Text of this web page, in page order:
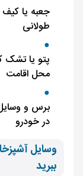
جعبه یا
طولانی
پتو یا تشک
محل اقامت
برس و
در خودرو
وسایل
ببرید